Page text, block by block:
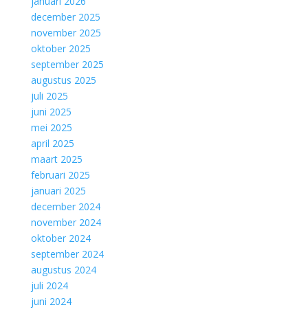
december 2025
november 2025
oktober 2025
september 2025
augustus 2025
juli 2025
juni 2025
mei 2025
april 2025
maart 2025
februari 2025
januari 2025
december 2024
november 2024
oktober 2024
september 2024
augustus 2024
juli 2024
juni 2024